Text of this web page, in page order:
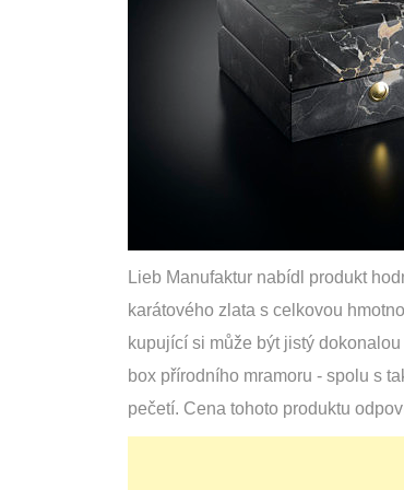
Lieb Manufaktur nabídl produkt
karátového zlata s celkovou
kupující si může být jistý
box přírodního mramoru - spolu s
pečetí. Cena tohoto produktu